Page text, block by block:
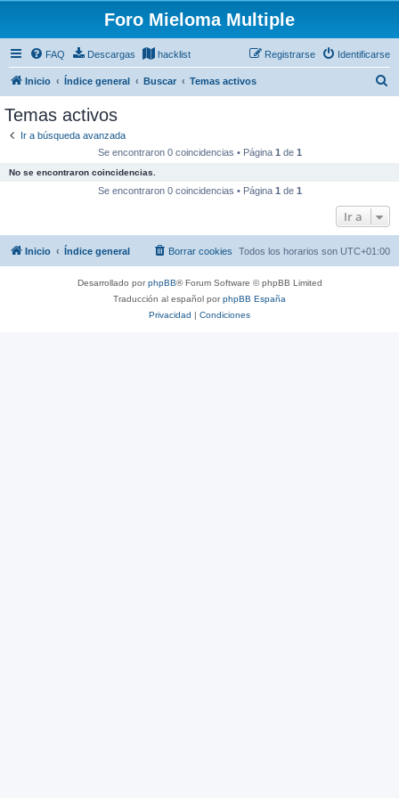
Foro Mieloma Multiple
FAQ Descargas hacklist Identificarse
Registrarse
Inicio Índice general Buscar Temas activos
Temas activos
Ir a búsqueda avanzada
Se encontraron 0 coincidencias • Página 1 de 1
No se encontraron coincidencias.
Se encontraron 0 coincidencias • Página 1 de 1
Ir a
Inicio Índice general Todos los horarios son UTC+01:00
Borrar cookies
Desarrollado porphpBB® Forum Software © phpBB Limited
Traducción al español porphpBB España
Privacidad | Condiciones